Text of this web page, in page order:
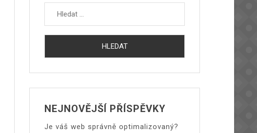
NEJNOVĚJŠÍ PŘÍSPĚVKY
Je váš web správně optimalizovaný?